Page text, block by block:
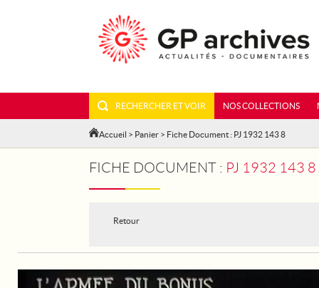
RECHERCHER ET VOIR NOS COLLECTIONS
Accueil > Panier > Fiche Document : PJ 1932 143 8
FICHE DOCUMENT : PJ 1932 143
Retour